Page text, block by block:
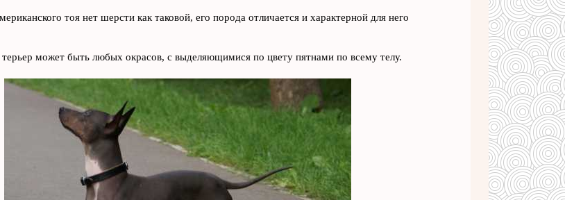
тоя нет шерсти как таковой, его порода отличается и характерной для него
может быть любых окрасов, с выделяющимися по цвету пятнами по всему телу.